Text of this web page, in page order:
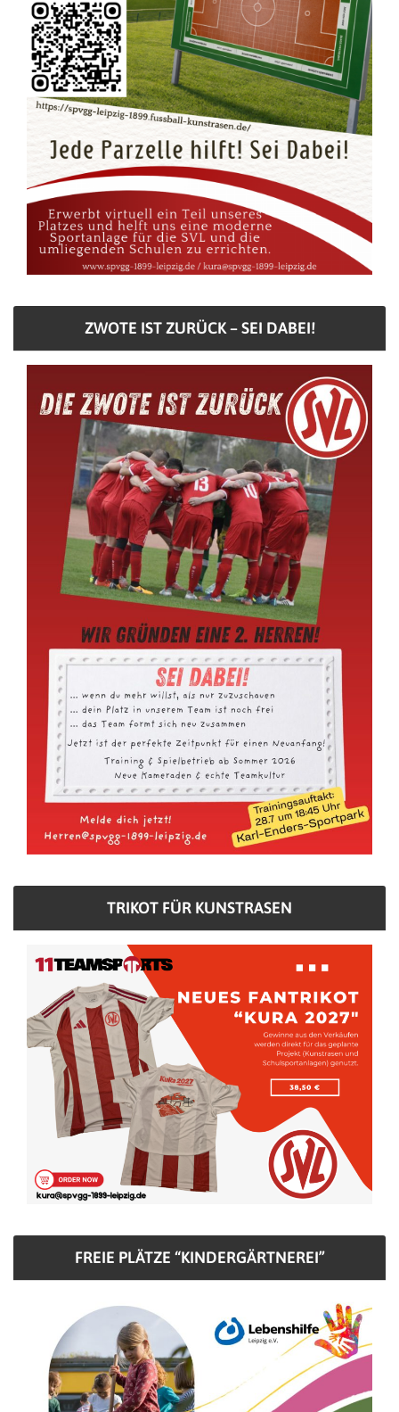
ZWOTE IST ZURÜCK – SEI DABEI!
TRIKOT FÜR KUNSTRASEN
FREIE PLÄTZE “KINDERGÄRTNEREI”